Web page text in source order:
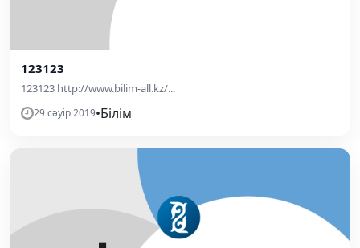
123123
123123 http://www.bilim-all.kz/...
29 сәуір 2019•Білім